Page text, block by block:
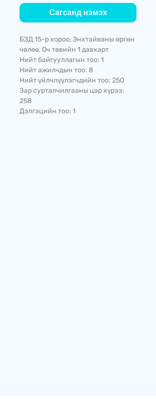
Сагсанд нэмэх
БЗД 15-р хороо, Энхтайваны өргөн
чөлөө, Оч төвийн 1 давхарт
Нийт байгууллагын тоо: 1
Нийт ажилчдын тоо: 8
Нийт үйлчлүүлэгчдийн тоо: 250
Зар сурталчилгааны цар хүрээ:
258
Дэлгэцийн тоо: 1